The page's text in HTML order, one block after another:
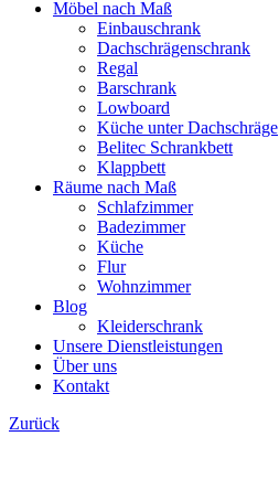
Möbel nach Maß
Einbauschrank
Dachschrägenschrank
Regal
Barschrank
Lowboard
Küche unter Dachschräge
Belitec Schrankbett
Klappbett
Räume nach Maß
Schlafzimmer
Badezimmer
Küche
Flur
Wohnzimmer
Blog
Kleiderschrank
Unsere Dienstleistungen
Über uns
Kontakt
Zurück